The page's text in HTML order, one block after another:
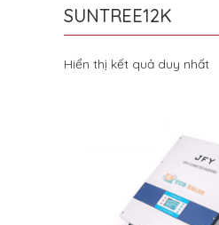
SUNTREE12K
Hiển thị kết quả duy nhất